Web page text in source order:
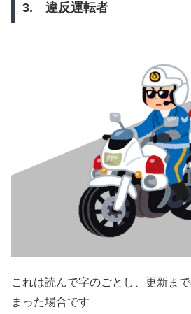
3. 違反運転者
これは読んで字のごとし、更新ま
まった場合です